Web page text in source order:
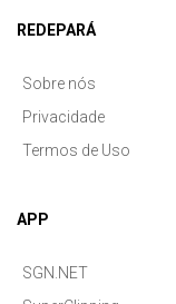
REDEPARÁ
Sobre nós
Privacidade
Termos de Uso
APP
SGN.NET